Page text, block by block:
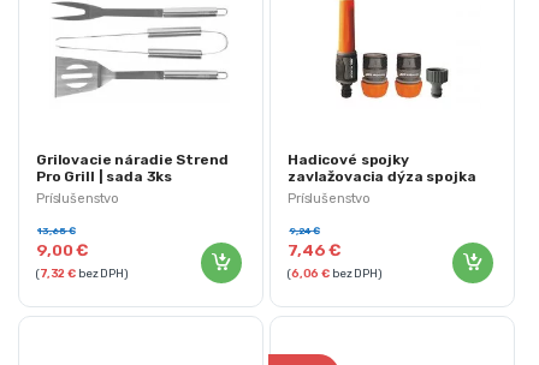
Príslušenstvo
Grilovacie náradie Strend
Pro Grill | sada 3ks
9,00€
13,65€
(7,32€ bez DPH)
Príslušenstvo
Hadicové spojky
zavlažovacia dýza spojka
adaptér | 4ks
7,46€
9,24€
(6,06€ bez DPH)